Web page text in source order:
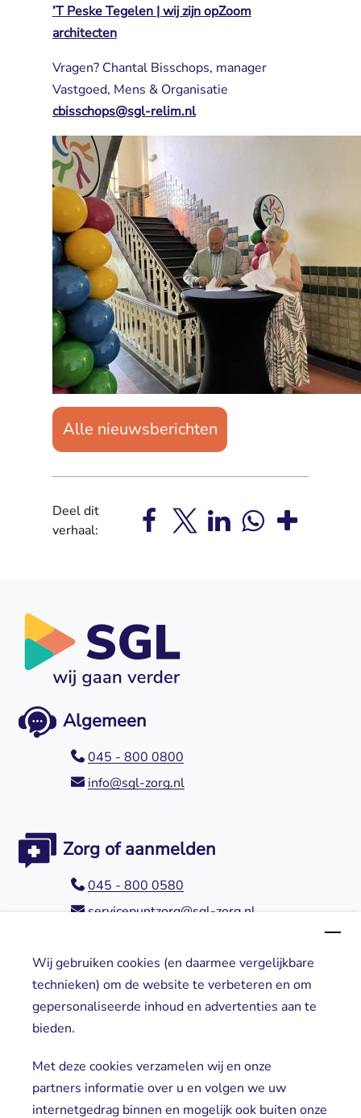
Wij gebruiken cookies (en daarmee vergelijkbare
technieken) om de website te verbeteren en om
gepersonaliseerde inhoud en advertenties aan te
bieden.
Met deze cookies verzamelen wij en onze
partners informatie over u en volgen we uw
internetgedrag binnen en mogelijk ook buiten onze
’T Peske Tegelen | wij zijn opZoom
architecten
Vragen? Chantal Bisschops, manager
Vastgoed, Mens & Organisatie
cbisschops@sgl-relim.nl
Alle nieuwsberichten
Deel dit
verhaal:
Algemeen
045 - 800 0800
info@sgl-zorg.nl
Zorg of aanmelden
045 - 800 0580
servicepuntzorg@sgl-zorg.nl
Direct naar
Locaties
Vrijwilligers